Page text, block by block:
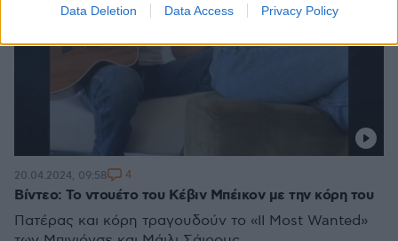
Data Deletion Data Access Privacy Policy
Βίντεο: Το ντουέτο του Κέβιν Μπέικον με την κόρη του
Πατέρας και κόρη τραγουδούν το «II Most Wanted»
20.04.2024, 09:58 4